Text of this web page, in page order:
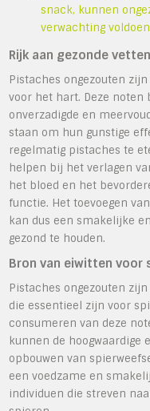
snack, kunnen
verwachting
Rijk aan gezonde
Pistaches ongezouten
voor het hart. Deze
onverzadigde en
staan om hun gunstige
regelmatig pistaches te
helpen bij het verlagen
het bloed en het
functie. Het toevoegen
kan dus een smakelijke
gezond te houden.
Bron van eiwitten
Pistaches ongezouten
die essentieel zijn voor
consumeren van deze
kunnen de
opbouwen van
een voedzame en
individuen die streven